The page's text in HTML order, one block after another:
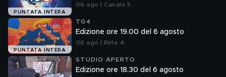
PUNTATA INTERA
06 ago | Canale 5
PUNTATA INTERA
TG4
Edizione ore 19.00 del 6 agosto
06 ago | Rete 4
STUDIO APERTO
Edizione ore 18.30 del 6 agosto